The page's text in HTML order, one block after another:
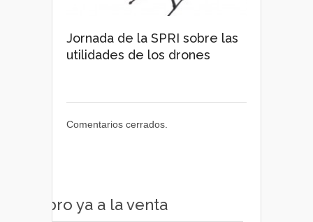
Jornada de la SPRI sobre las
utilidades de los drones
Comentarios cerrados.
Libro ya a la venta